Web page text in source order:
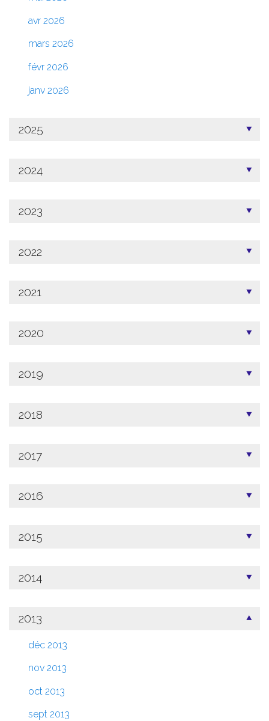
avr 2026
mars 2026
févr 2026
janv 2026
2025
2024
2023
2022
2021
2020
2019
2018
2017
2016
2015
2014
2013
déc 2013
nov 2013
oct 2013
sept 2013